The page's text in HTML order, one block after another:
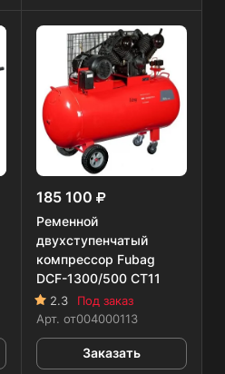
185 100
Ременной
двухступенчатый
компрессор Fubag
DCF-1300/500 CT11
2.3
Под заказ
Арт. от004000113
Заказать